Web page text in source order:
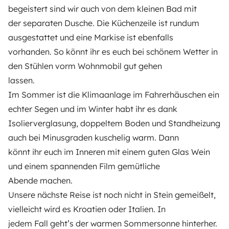
begeistert sind wir auch von dem kleinen Bad mit
der separaten Dusche. Die Küchenzeile ist rundum
ausgestattet und eine Markise ist ebenfalls
vorhanden. So könnt ihr es euch bei schönem Wetter in
den Stühlen vorm Wohnmobil gut gehen
lassen.
Im Sommer ist die Klimaanlage im Fahrerhäuschen ein
echter Segen und im Winter habt ihr es dank
Isolierverglasung, doppeltem Boden und Standheizung
auch bei Minusgraden kuschelig warm. Dann
könnt ihr euch im Inneren mit einem guten Glas Wein
und einem spannenden Film gemütliche
Abende machen.
Unsere nächste Reise ist noch nicht in Stein gemeißelt,
vielleicht wird es Kroatien oder Italien. In
jedem Fall geht’s der warmen Sommersonne hinterher.
Rental contract
Insurance for hiring out
Breakdown assistance
Help Centre for owners
Secure third-party payment system
Pay in instalments
Download in
App Store
Download in
Google Play